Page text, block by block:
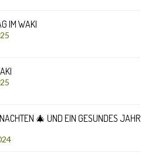
IM WAKI
🎄 UND EIN GESUNDES JAHR